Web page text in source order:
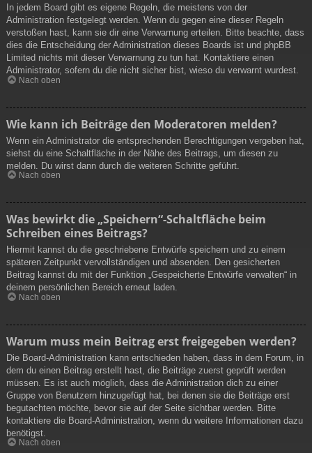
In jedem Board gibt es eigene Regeln, die meistens von der
Administration festgelegt werden. Wenn du gegen eine dieser Regeln
verstoßen hast, kann sie dir eine Verwarnung erteilen. Bitte beachte, dass
dies die Entscheidung der Administration dieses Boards ist und phpBB
Limited nichts mit dieser Verwarnung zu tun hat. Kontaktiere einen
Administrator, sofern du die nicht sicher bist, wieso du verwarnt wurdest.
Nach oben
Wie kann ich Beiträge den Moderatoren melden?
Wenn ein Administrator die entsprechenden Berechtigungen vergeben hat,
siehst du eine Schaltfläche in der Nähe des Beitrags, um diesen zu
melden. Du wirst dann durch die weiteren Schritte geführt.
Nach oben
Was bewirkt die „Speichern“-Schaltfläche beim
Schreiben eines Beitrags?
Hiermit kannst du die geschriebene Entwürfe speichern und zu einem
späteren Zeitpunkt vervollständigen und absenden. Den gesicherten
Beitrag kannst du mit der Funktion „Gespeicherte Entwürfe verwalten“ in
deinem persönlichen Bereich erneut laden.
Nach oben
Warum muss mein Beitrag erst freigegeben werden?
Die Board-Administration kann entschieden haben, dass in dem Forum, in
dem du einen Beitrag erstellt hast, die Beiträge zuerst geprüft werden
müssen. Es ist auch möglich, dass die Administration dich zu einer
Gruppe von Benutzern hinzugefügt hat, bei denen sie die Beiträge erst
begutachten möchte, bevor sie auf der Seite sichtbar werden. Bitte
kontaktiere die Board-Administration, wenn du weitere Informationen dazu
benötigst.
Nach oben